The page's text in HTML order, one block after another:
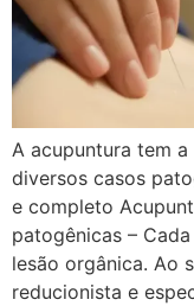
A acupuntura tem
diversos casos
e completo
patogênicas –
lesão orgânica. Ao
reducionista e